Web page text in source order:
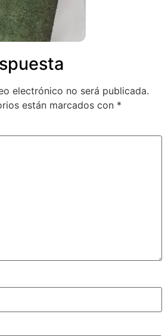
electrónico no será publicada.
están marcados con *